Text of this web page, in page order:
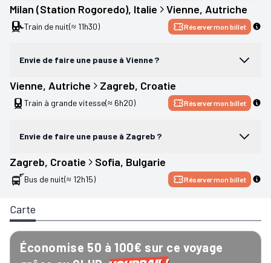
Milan (Station Rogoredo), Italie Vienne, Autriche
Train de nuit(≈ 11h30) Réserver mon billet
Envie de faire une pause à Vienne ?
Vienne, Autriche Zagreb, Croatie
Train à grande vitesse(≈ 6h20) Réserver mon billet
Envie de faire une pause à Zagreb ?
Zagreb, Croatie Sofia, Bulgarie
Bus de nuit(≈ 12h15) Réserver mon billet
Carte
Économise 50 à 100€ sur ce voyage